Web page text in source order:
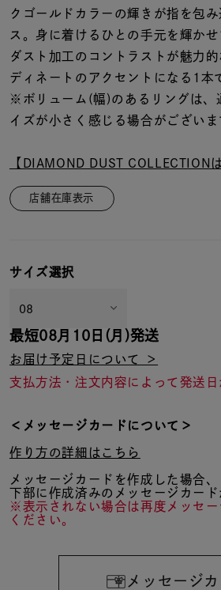
レディース
リングサイズ
価格
クゴールドカラーの輝きが指を包
ス。身に着けるひとの手元を輝か
ダスト加工のコントラストが魅力
ディネートのアクセントになる1本
※ボリューム(幅)のあるリングは、
イズが小さく感じる場合がございま
【DIAMOND DUST COLLECTION
店舗在庫表示
サイズ選択
最短08月10日(月)発送
お届け予定日について ＞
支払方法・注文内容によって発送日
＜メッセージカードについて＞
作り方の詳細はこちら
メッセージカードを作成した場合、
下部に作成済みのメッセージカード
※表示されない場合は再度メッセー
ください。
メッセージ